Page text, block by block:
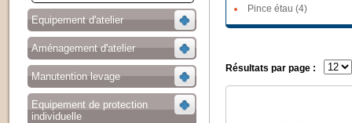
Equipement d'atelier
Aménagement d'atelier
Manutention levage
Equipement de protection
individuelle
Pince étau (4)
Résultats par page :